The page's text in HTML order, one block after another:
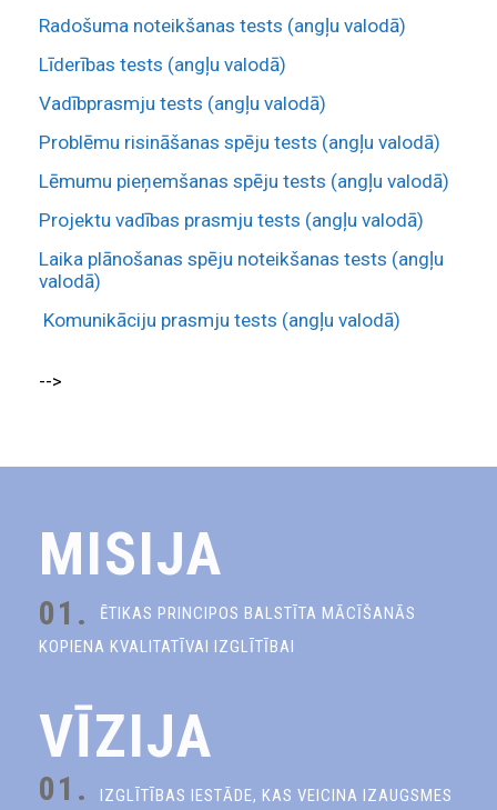
Radošuma noteikšanas tests (angļu valodā)
Līderības tests (angļu valodā)
Vadībprasmju tests (angļu valodā)
Problēmu risināšanas spēju tests (angļu valodā)
Lēmumu pieņemšanas spēju tests (angļu valodā)
Projektu vadības prasmju tests (angļu valodā)
Laika plānošanas spēju noteikšanas tests (angļu
valodā)
Komunikāciju prasmju tests (angļu valodā)
-->
MISIJA
01.
ĒTIKAS PRINCIPOS BALSTĪTA MĀCĪŠANĀS
KOPIENA KVALITATĪVAI IZGLĪTĪBAI
VĪZIJA
01.
IZGLĪTĪBAS IESTĀDE, KAS VEICINA IZAUGSMES